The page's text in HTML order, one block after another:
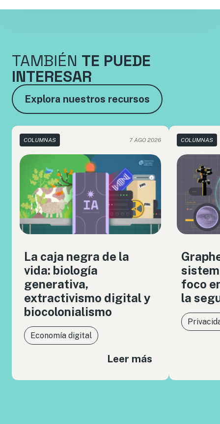
TAMBIÉN TE PUEDE
INTERESAR
Explora nuestros recursos
COLUMNAS 7 AGO 2026
La caja negra de la
vida: biología
generativa,
extractivismo digital y
biocolonialismo
Economía digital
Leer más
COLUMNAS
foco
la